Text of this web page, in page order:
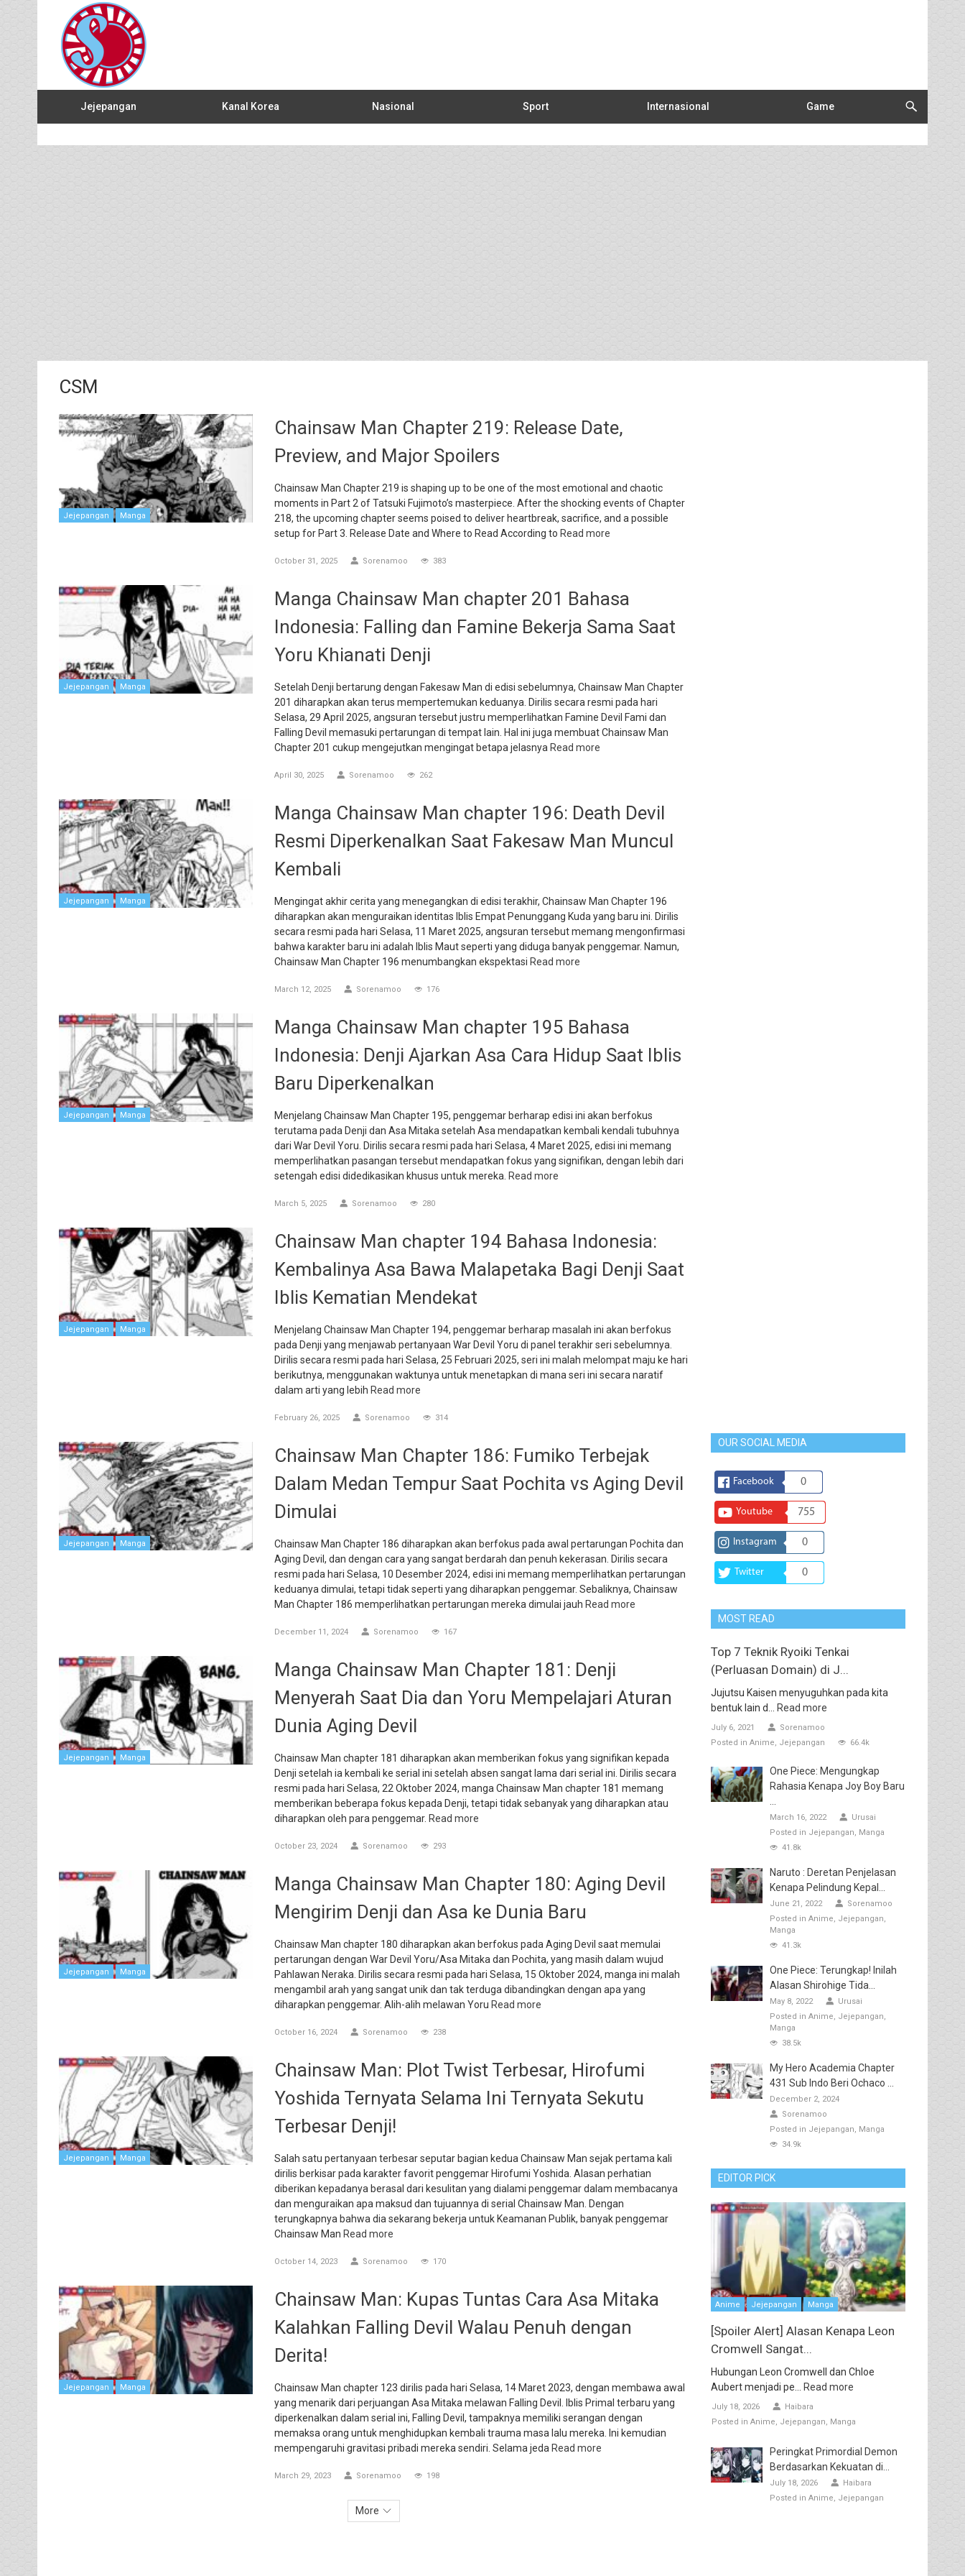
Jejepangan Kanal Korea Nasional Sport Internasional Game
CSM
Jejepangan Manga
Chainsaw Man Chapter 219: Release Date,
Preview, and Major Spoilers
Chainsaw Man Chapter 219 is shaping up to be one of the most emotional and chaotic
moments in Part 2 of Tatsuki Fujimoto’s masterpiece. After the shocking events of Chapter
218, the upcoming chapter seems poised to deliver heartbreak, sacrifice, and a possible
setup for Part 3. Release Date and Where to Read According to Read more
October 31, 2025 Sorenamoo 383
Jejepangan Manga
Manga Chainsaw Man chapter 201 Bahasa
Indonesia: Falling dan Famine Bekerja Sama Saat
Yoru Khianati Denji
Setelah Denji bertarung dengan Fakesaw Man di edisi sebelumnya, Chainsaw Man Chapter
201 diharapkan akan terus mempertemukan keduanya. Dirilis secara resmi pada hari
Selasa, 29 April 2025, angsuran tersebut justru memperlihatkan Famine Devil Fami dan
Falling Devil memasuki pertarungan di tempat lain. Hal ini juga membuat Chainsaw Man
Chapter 201 cukup mengejutkan mengingat betapa jelasnya Read more
April 30, 2025 Sorenamoo 262
Jejepangan Manga
Manga Chainsaw Man chapter 196: Death Devil
Resmi Diperkenalkan Saat Fakesaw Man Muncul
Kembali
Mengingat akhir cerita yang menegangkan di edisi terakhir, Chainsaw Man Chapter 196
diharapkan akan menguraikan identitas Iblis Empat Penunggang Kuda yang baru ini. Dirilis
secara resmi pada hari Selasa, 11 Maret 2025, angsuran tersebut memang mengonfirmasi
bahwa karakter baru ini adalah Iblis Maut seperti yang diduga banyak penggemar. Namun,
Chainsaw Man Chapter 196 menumbangkan ekspektasi Read more
March 12, 2025 Sorenamoo 176
Jejepangan Manga
Manga Chainsaw Man chapter 195 Bahasa
Indonesia: Denji Ajarkan Asa Cara Hidup Saat Iblis
Baru Diperkenalkan
Menjelang Chainsaw Man Chapter 195, penggemar berharap edisi ini akan berfokus
terutama pada Denji dan Asa Mitaka setelah Asa mendapatkan kembali kendali tubuhnya
dari War Devil Yoru. Dirilis secara resmi pada hari Selasa, 4 Maret 2025, edisi ini memang
memperlihatkan pasangan tersebut mendapatkan fokus yang signifikan, dengan lebih dari
setengah edisi didedikasikan khusus untuk mereka. Read more
March 5, 2025 Sorenamoo 280
Jejepangan Manga
Chainsaw Man chapter 194 Bahasa Indonesia:
Kembalinya Asa Bawa Malapetaka Bagi Denji Saat
Iblis Kematian Mendekat
Menjelang Chainsaw Man Chapter 194, penggemar berharap masalah ini akan berfokus
pada Denji yang menjawab pertanyaan War Devil Yoru di panel terakhir seri sebelumnya.
Dirilis secara resmi pada hari Selasa, 25 Februari 2025, seri ini malah melompat maju ke hari
berikutnya, menggunakan waktunya untuk menetapkan di mana seri ini secara naratif
dalam arti yang lebih Read more
February 26, 2025 Sorenamoo 314
Jejepangan Manga
Chainsaw Man Chapter 186: Fumiko Terbejak
Dalam Medan Tempur Saat Pochita vs Aging Devil
Dimulai
Chainsaw Man Chapter 186 diharapkan akan berfokus pada awal pertarungan Pochita dan
Aging Devil, dan dengan cara yang sangat berdarah dan penuh kekerasan. Dirilis secara
resmi pada hari Selasa, 10 Desember 2024, edisi ini memang memperlihatkan pertarungan
keduanya dimulai, tetapi tidak seperti yang diharapkan penggemar. Sebaliknya, Chainsaw
Man Chapter 186 memperlihatkan pertarungan mereka dimulai jauh Read more
December 11, 2024 Sorenamoo 167
Jejepangan Manga
Manga Chainsaw Man Chapter 181: Denji
Menyerah Saat Dia dan Yoru Mempelajari Aturan
Dunia Aging Devil
Chainsaw Man chapter 181 diharapkan akan memberikan fokus yang signifikan kepada
Denji setelah ia kembali ke serial ini setelah absen sangat lama dari serial ini. Dirilis secara
resmi pada hari Selasa, 22 Oktober 2024, manga Chainsaw Man chapter 181 memang
memberikan beberapa fokus kepada Denji, tetapi tidak sebanyak yang diharapkan atau
diharapkan oleh para penggemar. Read more
October 23, 2024 Sorenamoo 293
Jejepangan Manga
Manga Chainsaw Man Chapter 180: Aging Devil
Mengirim Denji dan Asa ke Dunia Baru
Chainsaw Man chapter 180 diharapkan akan berfokus pada Aging Devil saat memulai
pertarungan dengan War Devil Yoru/Asa Mitaka dan Pochita, yang masih dalam wujud
Pahlawan Neraka. Dirilis secara resmi pada hari Selasa, 15 Oktober 2024, manga ini malah
mengambil arah yang sangat unik dan tak terduga dibandingkan dengan apa yang
diharapkan penggemar. Alih-alih melawan Yoru Read more
October 16, 2024 Sorenamoo 238
Jejepangan Manga
Chainsaw Man: Plot Twist Terbesar, Hirofumi
Yoshida Ternyata Selama Ini Ternyata Sekutu
Terbesar Denji!
Salah satu pertanyaan terbesar seputar bagian kedua Chainsaw Man sejak pertama kali
dirilis berkisar pada karakter favorit penggemar Hirofumi Yoshida. Alasan perhatian
diberikan kepadanya berasal dari kesulitan yang dialami penggemar dalam membacanya
dan menguraikan apa maksud dan tujuannya di serial Chainsaw Man. Dengan
terungkapnya bahwa dia sekarang bekerja untuk Keamanan Publik, banyak penggemar
Chainsaw Man Read more
October 14, 2023 Sorenamoo 170
Jejepangan Manga
Chainsaw Man: Kupas Tuntas Cara Asa Mitaka
Kalahkan Falling Devil Walau Penuh dengan
Derita!
Chainsaw Man chapter 123 dirilis pada hari Selasa, 14 Maret 2023, dengan membawa awal
yang menarik dari perjuangan Asa Mitaka melawan Falling Devil. Iblis Primal terbaru yang
diperkenalkan dalam serial ini, Falling Devil, tampaknya memiliki serangan dengan
memaksa orang untuk menghidupkan kembali trauma masa lalu mereka. Ini kemudian
mempengaruhi gravitasi pribadi mereka sendiri. Selama jeda Read more
March 29, 2023 Sorenamoo 198
More
OUR SOCIAL MEDIA
Facebook 0
Youtube 755
Instagram 0
Twitter 0
MOST READ
Top 7 Teknik Ryoiki Tenkai
(Perluasan Domain) di J...
Jujutsu Kaisen menyuguhkan pada kita
bentuk lain d...
Read more
July 6, 2021
Sorenamoo
Posted in Anime Jejepangan 66.4k
One Piece: Mengungkap
Rahasia Kenapa Joy Boy Baru
March 16, 2022
Urusai
Posted in Jejepangan
Manga
41.8k
Naruto : Deretan Penjelasan
Kenapa Pelindung Kepal...
June 21, 2022
Sorenamoo
Posted in Anime
Jejepangan
Manga
41.3k
One Piece: Terungkap! Inilah
Alasan Shirohige Tida...
May 8, 2022
Urusai
Posted in Anime
Jejepangan
Manga
38.5k
My Hero Academia Chapter
431 Sub Indo Beri Ochaco ...
December 2, 2024
Sorenamoo
Posted in Jejepangan
Manga
34.9k
EDITOR PICK
Anime Jejepangan Manga
[Spoiler Alert] Alasan Kenapa Leon
Cromwell Sangat...
Hubungan Leon Cromwell dan Chloe
Aubert menjadi pe...
Read more
July 18, 2026
Haibara
Posted in Anime Jejepangan Manga
Peringkat Primordial Demon
Berdasarkan Kekuatan di...
July 18, 2026
Haibara
Posted in Anime Jejepangan